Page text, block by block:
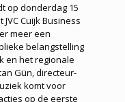
op donderdag 15
Cuijk Business
meer een
belangstelling
en het regionale
Gün, directeur-
komt voor
op de eerste